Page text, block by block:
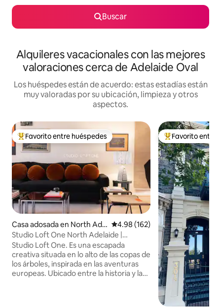
Buscar
Alquileres vacacionales con las mejores
valoraciones cerca de Adelaide Oval
Los huéspedes están de acuerdo: estas estadías están
muy valoradas por su ubicación, limpieza y otros
aspectos.
Favorito entre huéspedes preferido
Favorito entre huéspedes
Casa adosada en North Ade
laide
Calificación promedio: 4.98 de
4.98 (162)
Studio Loft One North Adelaide |
Emoción al llegar
Studio Loft One. Es una escapada
creativa situada en lo alto de las copas de
los árboles, inspirada en las aventuras
europeas. Ubicado entre la historia y las
Favorito entre
Favorito entre